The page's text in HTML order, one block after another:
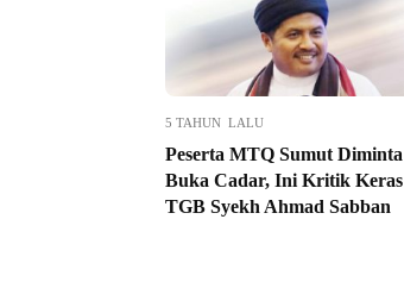
5 TAHUN LALU
Peserta MTQ Sumut Diminta
Buka Cadar, Ini Kritik Keras
TGB Syekh Ahmad Sabban